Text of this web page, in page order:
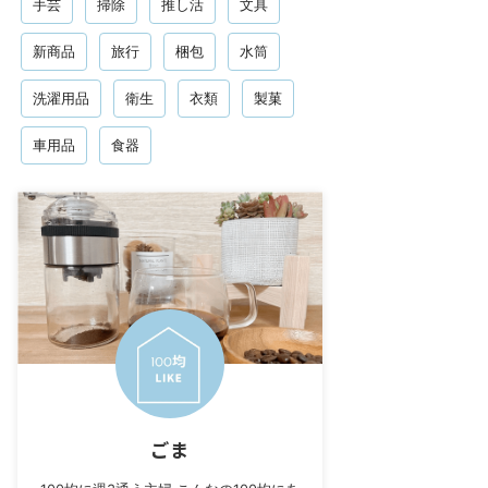
手芸 掃除 推し活 文具
新商品 旅行 梱包 水筒
洗濯用品 衛生 衣類 製菓
車用品 食器
ごま